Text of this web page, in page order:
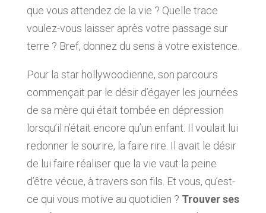
que vous attendez de la vie ? Quelle trace
voulez-vous laisser après votre passage sur
terre ? Bref, donnez du sens à votre existence.
Pour la star hollywoodienne, son parcours
commençait par le désir d’égayer les journées
de sa mère qui était tombée en dépression
lorsqu’il n’était encore qu’un enfant. Il voulait lui
redonner le sourire, la faire rire. Il avait le désir
de lui faire réaliser que la vie vaut la peine
d’être vécue, à travers son fils. Et vous, qu’est-
ce qui vous motive au quotidien ? Trouver ses